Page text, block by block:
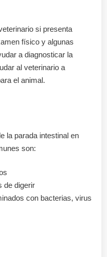
si presenta
físico y algunas
a diagnosticar la
al veterinario a
el animal.
la parada intestinal en
son:
de digerir
con bacterias, virus